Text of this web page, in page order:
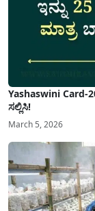
Yashaswini
ಸಲ್ಲಿಸಿ!
March 5, 2026